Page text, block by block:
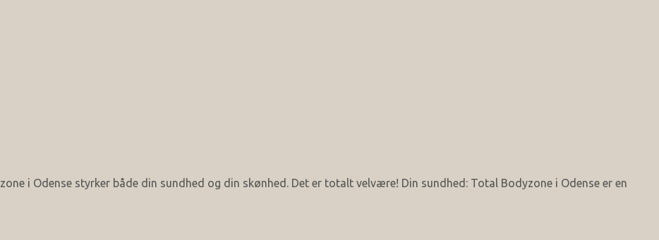
i Odense styrker både din sundhed og din skønhed. Det er totalt velvære! Din sundhed: Total Bodyzone i Odense er en